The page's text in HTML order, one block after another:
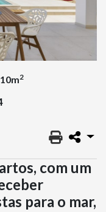
2
com um
para o mar,